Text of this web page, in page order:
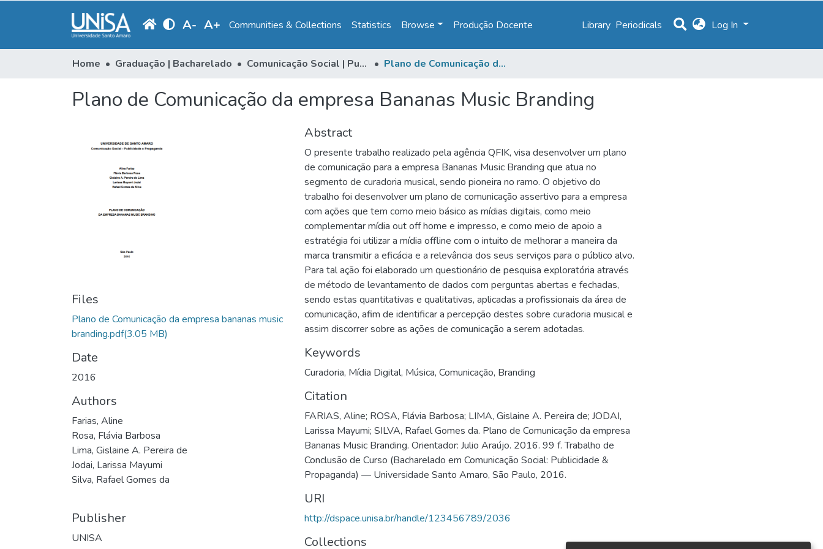
A- A+ Communities & Collections Statistics Browse Produção Docente Library Periodicals Log In
Home Graduação | Bacharelado Comunicação Social | Publicidade & Propaganda Plano de Comunicação da empresa Bananas Music Branding
Plano de Comunicação da empresa Bananas Music Branding
Files
Plano de Comunicação da empresa bananas music
branding.pdf(3.05 MB)
Date
2016
Authors
Farias, Aline
Rosa, Flávia Barbosa
Lima, Gislaine A. Pereira de
Jodai, Larissa Mayumi
Silva, Rafael Gomes da
Publisher
UNISA
Abstract
O presente trabalho realizado pela agência QFIK, visa desenvolver um plano
de comunicação para a empresa Bananas Music Branding que atua no
segmento de curadoria musical, sendo pioneira no ramo. O objetivo do
trabalho foi desenvolver um plano de comunicação assertivo para a empresa
com ações que tem como meio básico as mídias digitais, como meio
complementar mídia out off home e impresso, e como meio de apoio a
estratégia foi utilizar a mídia offline com o intuito de melhorar a maneira da
marca transmitir a eficácia e a relevância dos seus serviços para o público alvo.
Para tal ação foi elaborado um questionário de pesquisa exploratória através
de método de levantamento de dados com perguntas abertas e fechadas,
sendo estas quantitativas e qualitativas, aplicadas a profissionais da área de
comunicação, afim de identificar a percepção destes sobre curadoria musical e
assim discorrer sobre as ações de comunicação a serem adotadas.
Keywords
Curadoria, Mídia Digital, Música, Comunicação, Branding
Citation
FARIAS, Aline; ROSA, Flávia Barbosa; LIMA, Gislaine A. Pereira de; JODAI,
Larissa Mayumi; SILVA, Rafael Gomes da. Plano de Comunicação da empresa
Bananas Music Branding. Orientador: Julio Araújo. 2016. 99 f. Trabalho de
Conclusão de Curso (Bacharelado em Comunicação Social: Publicidade &
Propaganda) — Universidade Santo Amaro, São Paulo, 2016.
URI
http://dspace.unisa.br/handle/123456789/2036
Collections